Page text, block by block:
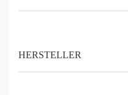
HERSTELLER